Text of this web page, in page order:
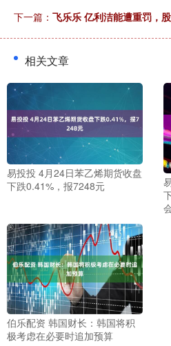
下一篇： 飞乐乐 亿利洁能遭重罚，
相关文章
易投投 4月24日苯乙烯期货收盘
下跌0.41%，报7248元
伯乐配资 韩国财长：韩国将积
极考虑在必要时追加预算